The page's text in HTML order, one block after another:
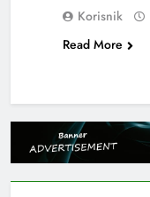
Korisnik
Read More